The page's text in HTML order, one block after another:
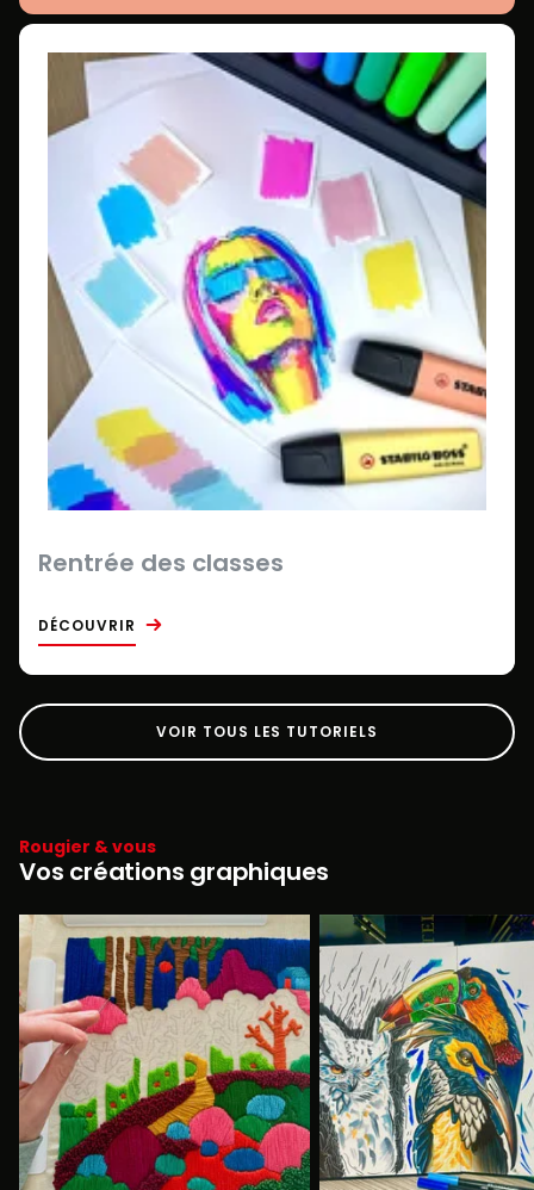
Rentrée des classes
DÉCOUVRIR
VOIR TOUS LES TUTORIELS
Rougier & vous
Vos créations graphiques